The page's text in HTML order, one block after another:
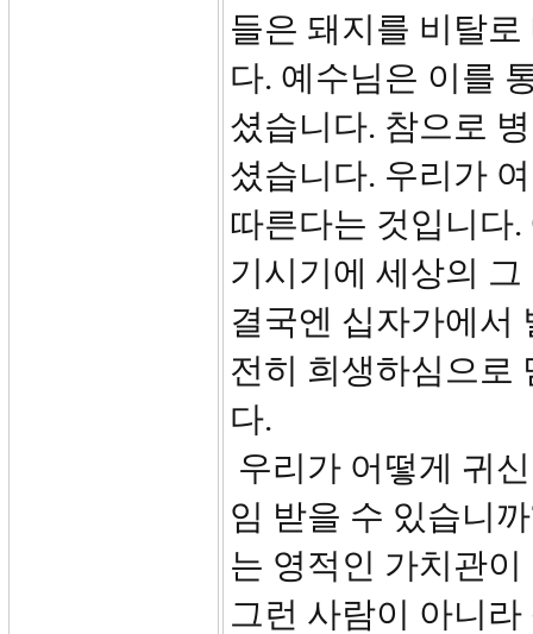
들은 돼지를 비탈
다. 예수님은 이를
셨습니다. 참으로
셨습니다. 우리가
따른다는 것입니다
기시기에 세상의
결국엔 십자가에서
전히 희생하심으로
다.
우리가 어떻게 귀
임 받을 수 있습니
는 영적인 가치관
그런 사람이 아니